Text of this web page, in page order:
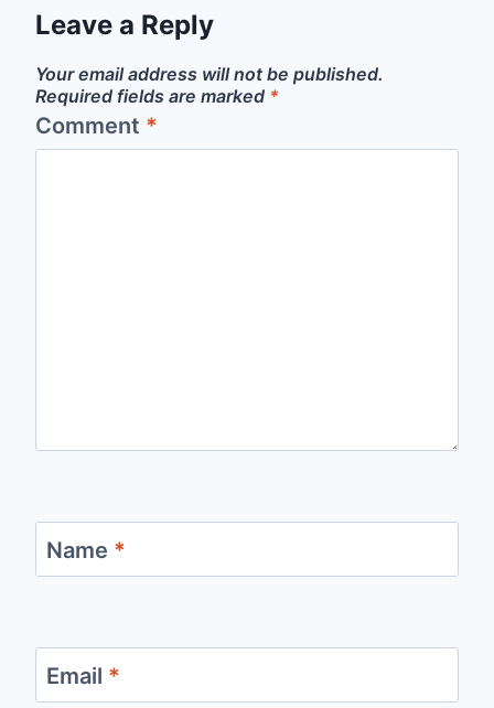
Leave a Reply
Your email address will not be published.
Required fields are marked *
Comment *
Name *
Email *